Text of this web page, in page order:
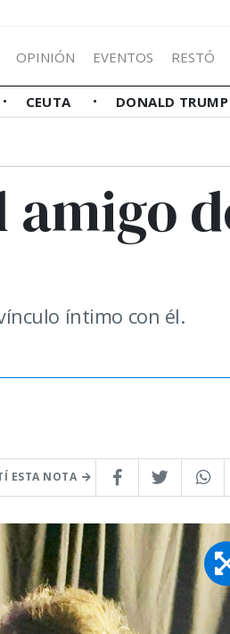
OPINIÓN EVENTOS RESTÓ
CEUTA DONALD TRUMP
amigo
íntimo con él.
ESTA NOTA